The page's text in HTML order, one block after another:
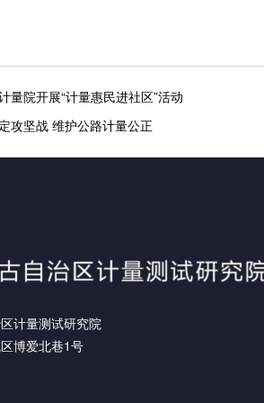
量院开展“计量惠民进社区”活动
攻坚战 维护公路计量公正
计量测试研究院
博爱北巷1号